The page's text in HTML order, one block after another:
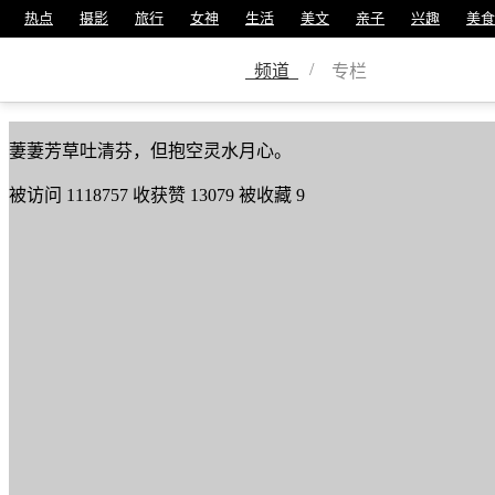
热点 摄影 旅行 女神 生活 美文 亲子 兴趣 美食
频道 / 专栏
美篇号1245678
萋萋芳草吐清芬，但抱空灵水月心。
被访问 1118757 收获赞 13079 被收藏 9